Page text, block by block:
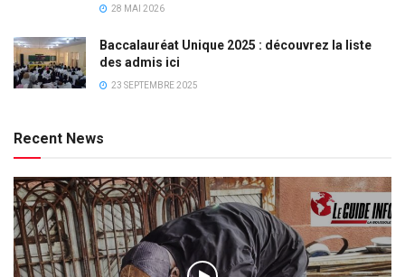
28 MAI 2026
Baccalauréat Unique 2025 : découvrez la liste
des admis ici
23 SEPTEMBRE 2025
Recent News